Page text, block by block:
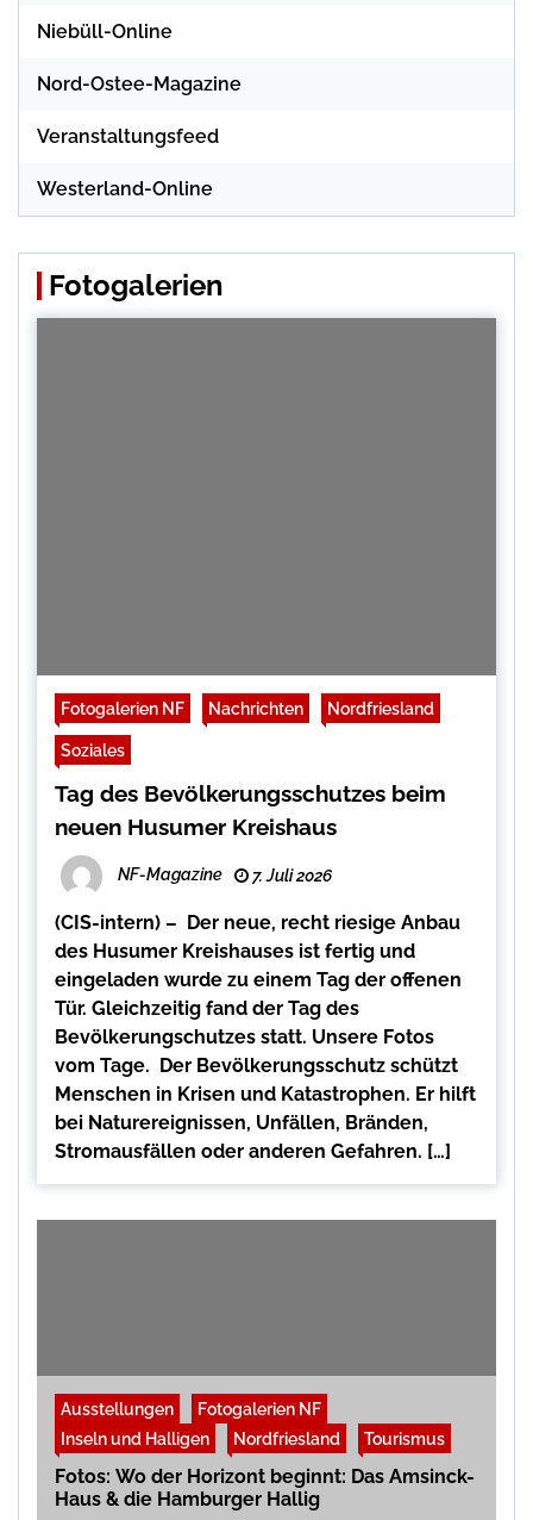
Niebüll-Online
Nord-Ostee-Magazine
Veranstaltungsfeed
Westerland-Online
Fotogalerien
Fotogalerien NF Nachrichten Nordfriesland
Soziales
Tag des Bevölkerungsschutzes beim
neuen Husumer Kreishaus
NF-Magazine 7. Juli 2026
(CIS-intern) – Der neue, recht riesige Anbau
des Husumer Kreishauses ist fertig und
eingeladen wurde zu einem Tag der offenen
Tür. Gleichzeitig fand der Tag des
Bevölkerungschutzes statt. Unsere Fotos
vom Tage. Der Bevölkerungsschutz schützt
Menschen in Krisen und Katastrophen. Er hilft
bei Naturereignissen, Unfällen, Bränden,
Stromausfällen oder anderen Gefahren. […]
Ausstellungen
Fotogalerien NF
Inseln und Halligen
Nordfriesland Tourismus
Fotos: Wo der Horizont beginnt: Das Amsinck-
Haus & die Hamburger Hallig